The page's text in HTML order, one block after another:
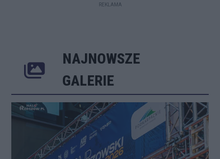
REKLAMA
NAJNOWSZE
GALERIE